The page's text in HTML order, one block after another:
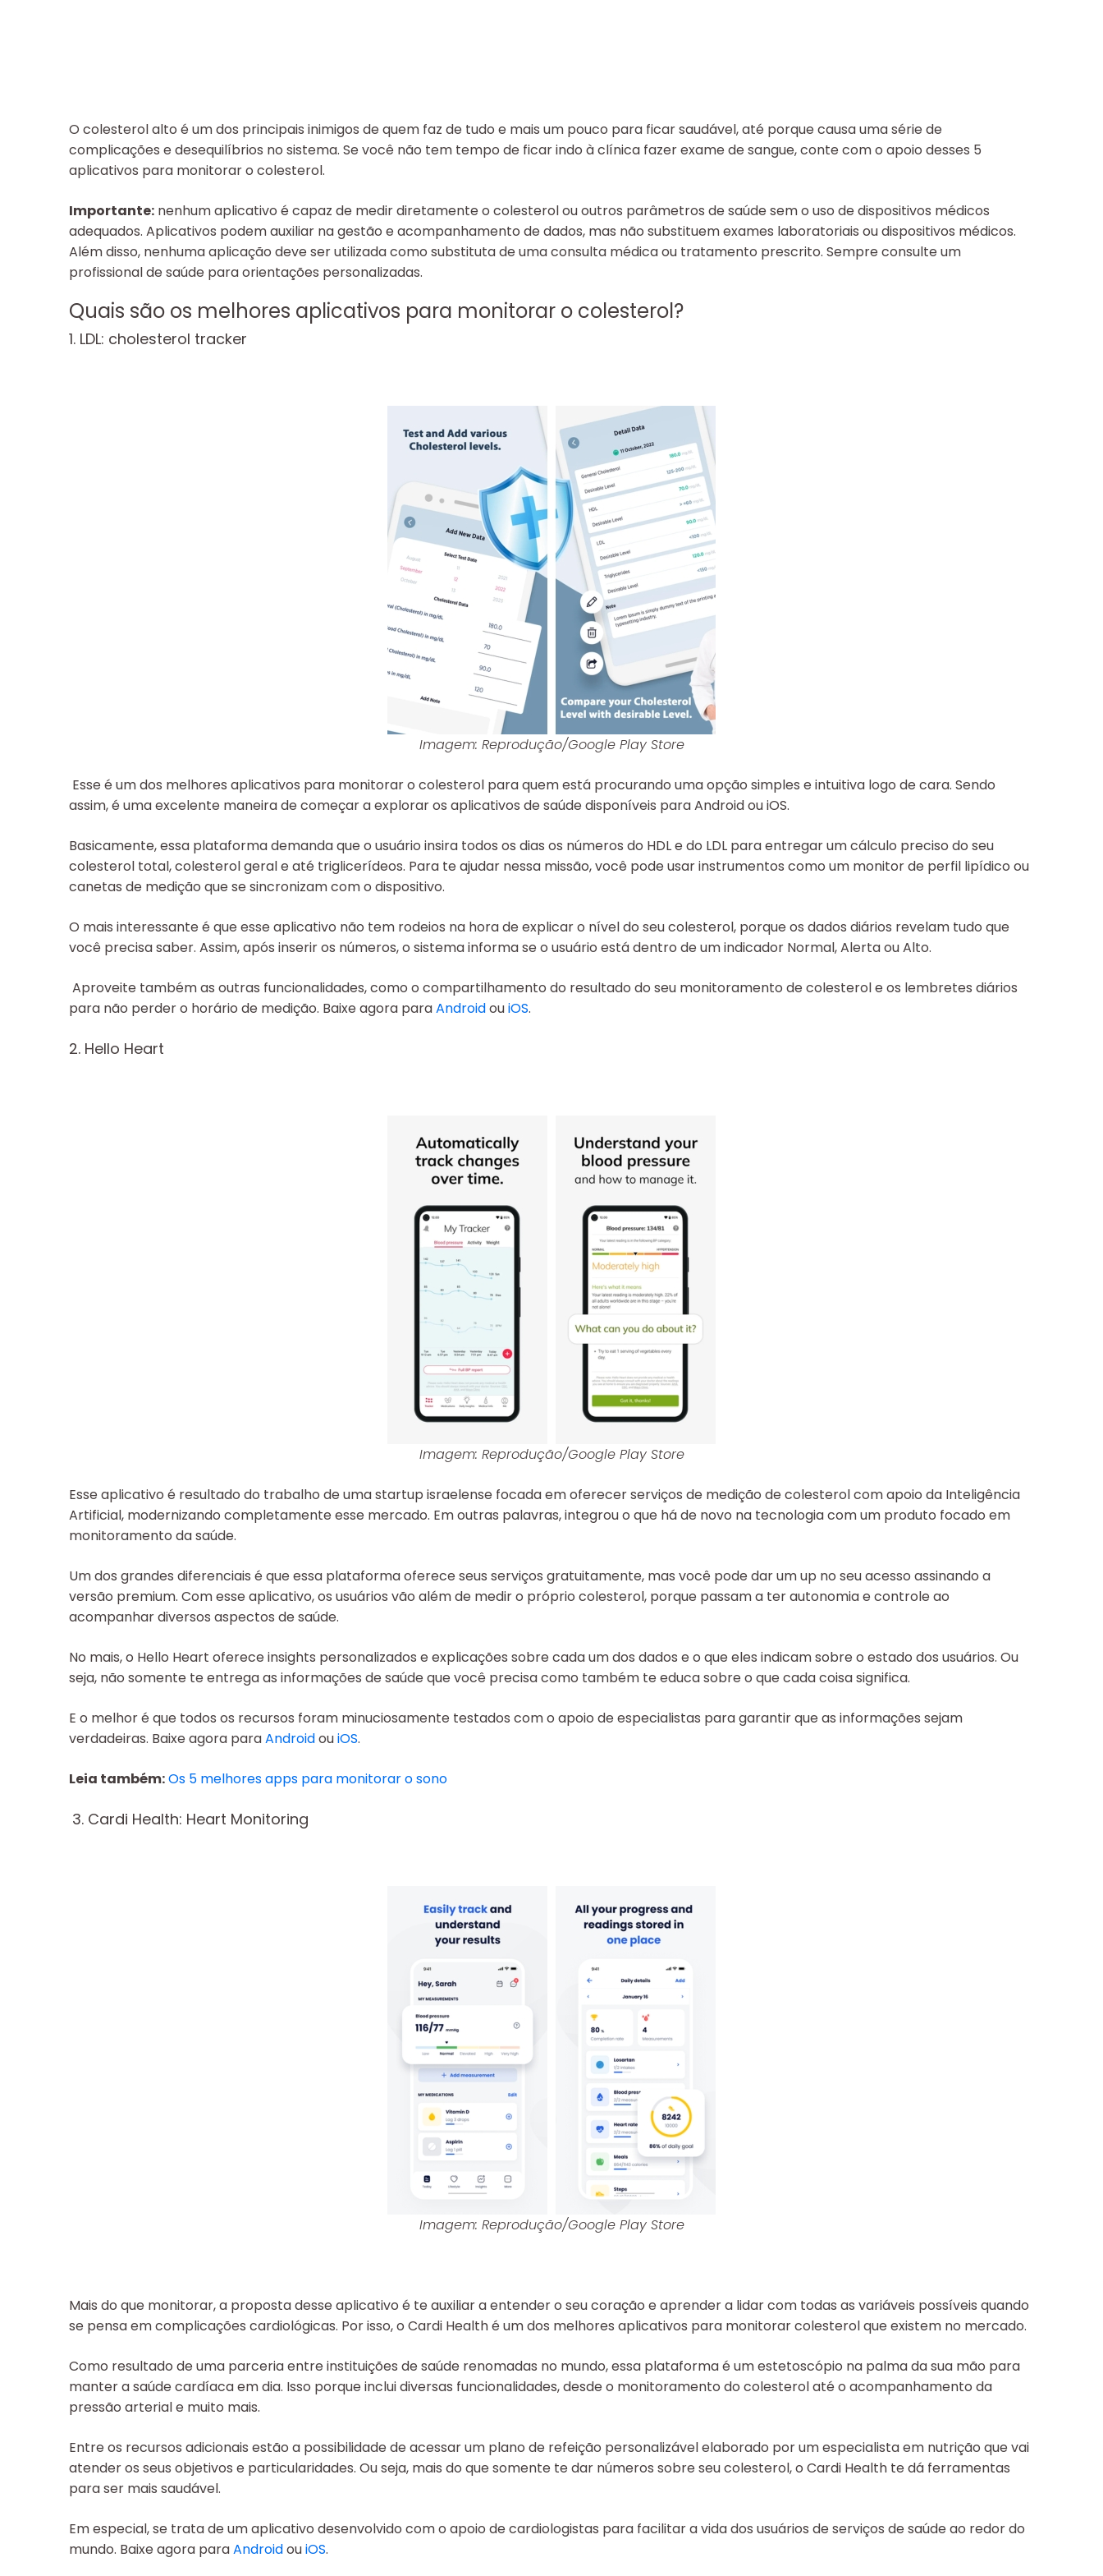
O colesterol alto é um dos principais inimigos de quem faz de tudo e mais um pouco para ficar saudável, até porque causa uma série de
complicações e desequilíbrios no sistema. Se você não tem tempo de ficar indo à clínica fazer exame de sangue, conte com o apoio desses 5
aplicativos para monitorar o colesterol.
Importante: nenhum aplicativo é capaz de medir diretamente o colesterol ou outros parâmetros de saúde sem o uso de dispositivos médicos
adequados. Aplicativos podem auxiliar na gestão e acompanhamento de dados, mas não substituem exames laboratoriais ou dispositivos médicos.
Além disso, nenhuma aplicação deve ser utilizada como substituta de uma consulta médica ou tratamento prescrito. Sempre consulte um
profissional de saúde para orientações personalizadas.
Quais são os melhores aplicativos para monitorar o colesterol?
1. LDL: cholesterol tracker
Imagem: Reprodução/Google Play Store
Esse é um dos melhores aplicativos para monitorar o colesterol para quem está procurando uma opção simples e intuitiva logo de cara. Sendo
assim, é uma excelente maneira de começar a explorar os aplicativos de saúde disponíveis para Android ou iOS.
Basicamente, essa plataforma demanda que o usuário insira todos os dias os números do HDL e do LDL para entregar um cálculo preciso do seu
colesterol total, colesterol geral e até triglicerídeos. Para te ajudar nessa missão, você pode usar instrumentos como um monitor de perfil lipídico ou
canetas de medição que se sincronizam com o dispositivo.
O mais interessante é que esse aplicativo não tem rodeios na hora de explicar o nível do seu colesterol, porque os dados diários revelam tudo que
você precisa saber. Assim, após inserir os números, o sistema informa se o usuário está dentro de um indicador Normal, Alerta ou Alto.
Aproveite também as outras funcionalidades, como o compartilhamento do resultado do seu monitoramento de colesterol e os lembretes diários
para não perder o horário de medição. Baixe agora paraAndroidouiOS.
2. Hello Heart
Imagem: Reprodução/Google Play Store
Esse aplicativo é resultado do trabalho de uma startup israelense focada em oferecer serviços de medição de colesterol com apoio da Inteligência
Artificial, modernizando completamente esse mercado. Em outras palavras, integrou o que há de novo na tecnologia com um produto focado em
monitoramento da saúde.
Um dos grandes diferenciais é que essa plataforma oferece seus serviços gratuitamente, mas você pode dar um up no seu acesso assinando a
versão premium. Com esse aplicativo, os usuários vão além de medir o próprio colesterol, porque passam a ter autonomia e controle ao
acompanhar diversos aspectos de saúde.
No mais, o Hello Heart oferece insights personalizados e explicações sobre cada um dos dados e o que eles indicam sobre o estado dos usuários. Ou
seja, não somente te entrega as informações de saúde que você precisa como também te educa sobre o que cada coisa significa.
E o melhor é que todos os recursos foram minuciosamente testados com o apoio de especialistas para garantir que as informações sejam
verdadeiras. Baixe agora paraAndroidouiOS.
Leia também:Os 5 melhores apps para monitorar o sono
3. Cardi Health: Heart Monitoring
Imagem: Reprodução/Google Play Store
Mais do que monitorar, a proposta desse aplicativo é te auxiliar a entender o seu coração e aprender a lidar com todas as variáveis possíveis quando
se pensa em complicações cardiológicas. Por isso, o Cardi Health é um dos melhores aplicativos para monitorar colesterol que existem no mercado.
Como resultado de uma parceria entre instituições de saúde renomadas no mundo, essa plataforma é um estetoscópio na palma da sua mão para
manter a saúde cardíaca em dia. Isso porque inclui diversas funcionalidades, desde o monitoramento do colesterol até o acompanhamento da
pressão arterial e muito mais.
Entre os recursos adicionais estão a possibilidade de acessar um plano de refeição personalizável elaborado por um especialista em nutrição que vai
atender os seus objetivos e particularidades. Ou seja, mais do que somente te dar números sobre seu colesterol, o Cardi Health te dá ferramentas
para ser mais saudável.
Em especial, se trata de um aplicativo desenvolvido com o apoio de cardiologistas para facilitar a vida dos usuários de serviços de saúde ao redor do
mundo. Baixe agora paraAndroidouiOS.